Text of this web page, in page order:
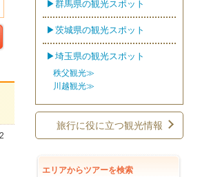
▶群馬県の観光スポット
▶茨城県の観光スポット
▶埼玉県の観光スポット
秩父観光≫
川越観光≫
旅行に役に立つ観光情報
エリアからツアーを検索